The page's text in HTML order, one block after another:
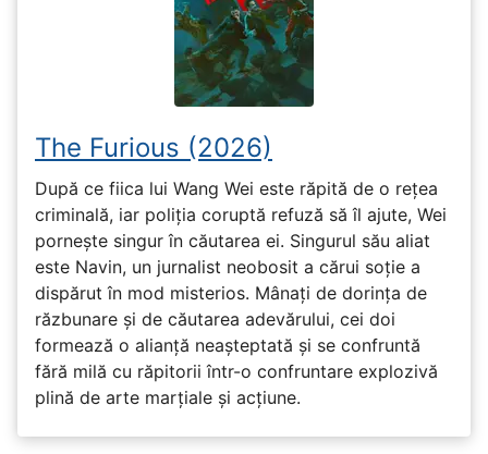
The Furious (2026)
După ce fiica lui Wang Wei este răpită de o rețea
criminală, iar poliția coruptă refuză să îl ajute, Wei
pornește singur în căutarea ei. Singurul său aliat
este Navin, un jurnalist neobosit a cărui soție a
dispărut în mod misterios. Mânați de dorința de
răzbunare și de căutarea adevărului, cei doi
formează o alianță neașteptată și se confruntă
fără milă cu răpitorii într-o confruntare explozivă
plină de arte marțiale și acțiune.